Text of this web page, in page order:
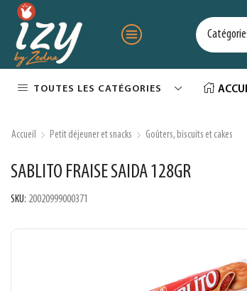
TOUTES LES CATÉGORIES
Accueil Petit déjeuner et snacks Goûters, biscuits et cakes
SABLITO FRAISE SAIDA 128GR
SKU: 20020999000371